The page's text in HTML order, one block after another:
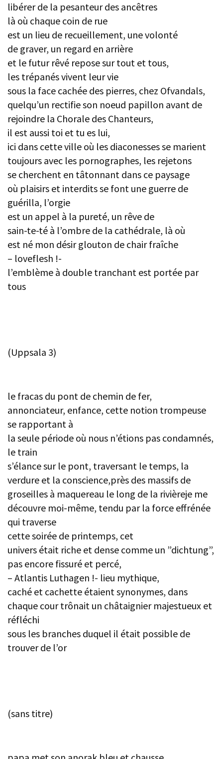
libérer de la pesanteur des ancêtres
là où chaque coin de rue
est un lieu de recueillement, une volonté
de graver, un regard en arrière
et le futur rêvé repose sur tout et tous,
les trépanés vivent leur vie
sous la face cachée des pierres, chez Ofvandals,
quelqu’un rectifie son noeud papillon avant de
rejoindre la Chorale des Chanteurs,
il est aussi toi et tu es lui,
ici dans cette ville où les diaconesses se marient
toujours avec les pornographes, les rejetons
se cherchent en tâtonnant dans ce paysage
où plaisirs et interdits se font une guerre de
guérilla, l’orgie
est un appel à la pureté, un rêve de
sain-te-té à l’ombre de la cathédrale, là où
est né mon désir glouton de chair fraîche
– loveflesh !-
l’emblème à double tranchant est portée par
tous
(Uppsala 3)
le fracas du pont de chemin de fer,
annonciateur, enfance, cette notion trompeuse
se rapportant à
la seule période où nous n’étions pas condamnés,
le train
s’élance sur le pont, traversant le temps, la
verdure et la conscience,près des massifs de
groseilles à maquereau le long de la rivièreje me
découvre moi-même, tendu par la force effrénée
qui traverse
cette soirée de printemps, cet
univers était riche et dense comme un ”dichtung”,
pas encore fissuré et percé,
– Atlantis Luthagen !- lieu mythique,
caché et cachette étaient synonymes, dans
chaque cour trônait un châtaignier majestueux et
réfléchi
sous les branches duquel il était possible de
trouver de l’or
(sans titre)